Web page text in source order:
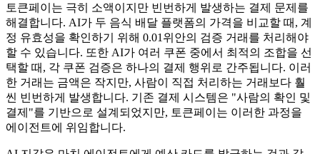
토큰페이는 극히 소액이지만 빈번하게 발생하는 결제 문제를
해결합니다. AI가 두 음식 배달 플랫폼의 가격을 비교할 때, 계
정 유효성을 확인하기 위해 0.01위안의 검증 거래를 처리해야
할 수 있습니다. 또한 AI가 여러 쿠폰 중에서 최적의 조합을 선
택할 때, 각 쿠폰 검증은 하나의 결제 행위로 간주됩니다. 이러
한 거래는 금액은 작지만, 사람이 직접 처리하는 거래보다 훨
씬 빈번하게 발생합니다. 기존 결제 시스템은 "사람의 확인 및
결제"를 기반으로 설계되었지만, 토큰페이는 이러한 과정을
에이전트에 위임합니다.